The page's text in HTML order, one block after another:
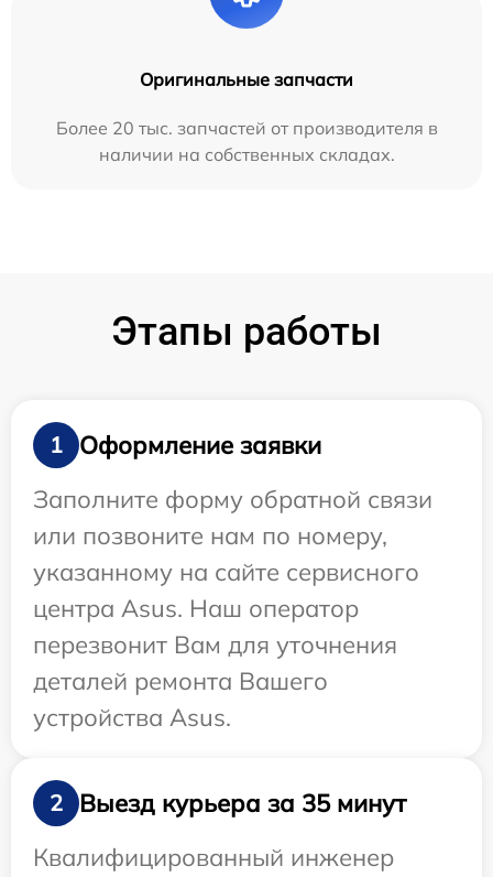
Оригинальные запчасти
Более 20 тыс. запчастей от производителя в
наличии на собственных складах.
Этапы работы
1
Оформление заявки
Заполните форму обратной связи
или позвоните нам по номеру,
указанному на сайте сервисного
центра Asus. Наш оператор
перезвонит Вам для уточнения
деталей ремонта Вашего
устройства Asus.
2
Выезд курьера за 35 минут
Квалифицированный инженер